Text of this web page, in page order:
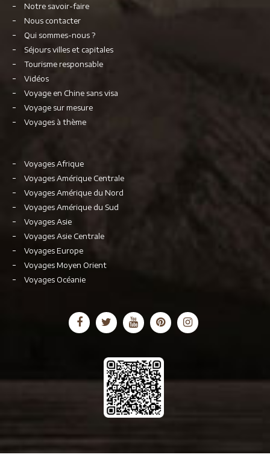
Notre savoir-faire
Nous contacter
Qui sommes-nous ?
Séjours villes et capitales
Tourisme responsable
Vidéos
Voyage en Chine sans visa
Voyage sur mesure
Voyages à thème
Voyages Afrique
Voyages Amérique Centrale
Voyages Amérique du Nord
Voyages Amérique du Sud
Voyages Asie
Voyages Asie Centrale
Voyages Europe
Voyages Moyen Orient
Voyages Océanie